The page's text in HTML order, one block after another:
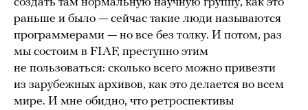
раньше и было — сейчас такие люди называются
программерами — но все без толку. И потом, раз
мы состоим в FIAF, преступно этим
не пользоваться: сколько всего можно привезти
из зарубежных архивов, как это делается во всем
мире. И мне обидно, что ретроспективы